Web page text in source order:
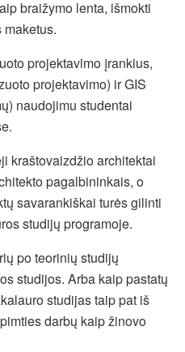
braižymo lenta, išmokti
projektavimo įrankius,
projektavimo) ir GIS
naudojimu studentai
kraštovaizdžio architektai
pagalbininkais, o
savarankiškai turės gilinti
studijų programoje.
po teorinių studijų
studijos. Arba kaip pastatų
studijas taip pat iš
darbų kaip žinovo